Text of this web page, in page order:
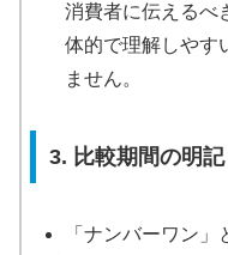
消費者に伝えるべ
体的で理解しやす
ません。
3. 比較期間の明記
「ナンバーワン